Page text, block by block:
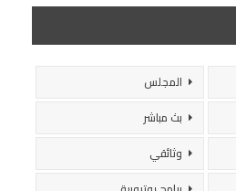
المجلس
بث مباشر
وثائقي